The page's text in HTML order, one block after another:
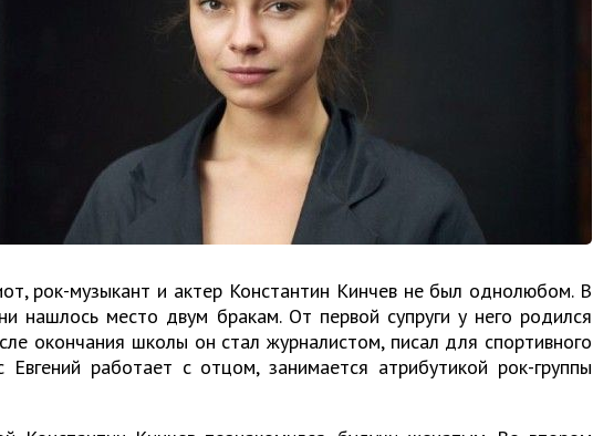
рок-музыкант и актер Константин Кинчев не был однолюбом. В
нашлось место двум бракам. От первой супруги у него родился
окончания школы он стал журналистом, писал для спортивного
Евгений работает с отцом, занимается атрибутикой рок-группы